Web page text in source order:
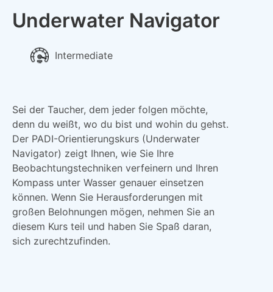
Underwater Navigator
Intermediate
Sei der Taucher, dem jeder folgen möchte,
denn du weißt, wo du bist und wohin du gehst.
Der PADI-Orientierungskurs (Underwater
Navigator) zeigt Ihnen, wie Sie Ihre
Beobachtungstechniken verfeinern und Ihren
Kompass unter Wasser genauer einsetzen
können. Wenn Sie Herausforderungen mit
großen Belohnungen mögen, nehmen Sie an
diesem Kurs teil und haben Sie Spaß daran,
sich zurechtzufinden.